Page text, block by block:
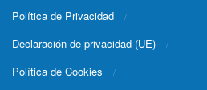
Política de Privacidad
Declaración de privacidad (UE)
Política de Cookies